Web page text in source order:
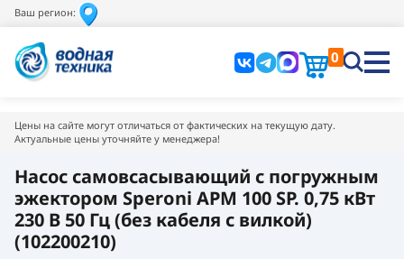
Ваш регион:
0
Цены на сайте могут отличаться от фактических на текущую дату.
Актуальные цены уточняйте у менеджера!
Насос самовсасывающий с погружным
эжектором Speroni APM 100 SP. 0,75 кВт
230 В 50 Гц (без кабеля с вилкой)
(102200210)